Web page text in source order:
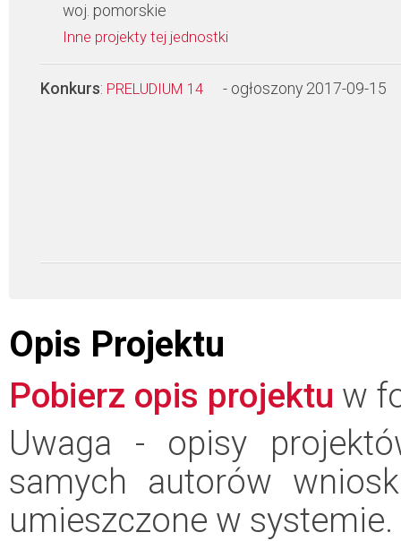
woj. pomorskie
Inne projekty tej jednostki
Konkurs: PRELUDIUM 14 - ogłoszony 2017-09-15
Opis Projektu
Pobierz opis projektu w
Uwaga - opisy
samych autorów
umieszczone w systemie.